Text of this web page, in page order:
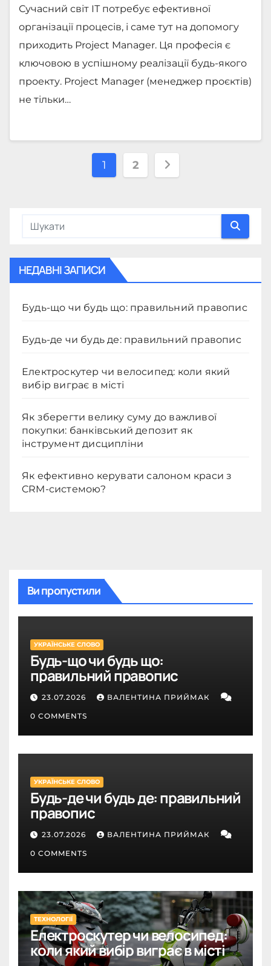
Сучасний світ ІТ потребує ефективної
організації процесів, і саме тут на допомогу
приходить Project Manager. Ця професія є
ключовою в успішному реалізації будь-якого
проекту. Project Manager (менеджер проєктів)
не тільки…
Пагінація
1 2
НЕДАВНІ ЗАПИСИ
Будь-що чи будь що: правильний правопис
Будь-де чи будь де: правильний правопис
Електроскутер чи велосипед: коли який
вибір виграє в місті
Як зберегти велику суму до важливої
покупки: банківський депозит як
інструмент дисципліни
Як ефективно керувати салоном краси з
CRM-системою?
Ви пропустили
УКРАЇНСЬКЕ СЛОВО
Будь-що чи будь що:
правильний правопис
23.07.2026 ВАЛЕНТИНА ПРИЙМАК
0 COMMENTS
УКРАЇНСЬКЕ СЛОВО
Будь-де чи будь де: правильний
правопис
23.07.2026 ВАЛЕНТИНА ПРИЙМАК
0 COMMENTS
ТЕХНОЛОГІЇ
Електроскутер чи велосипед:
коли який вибір виграє в місті